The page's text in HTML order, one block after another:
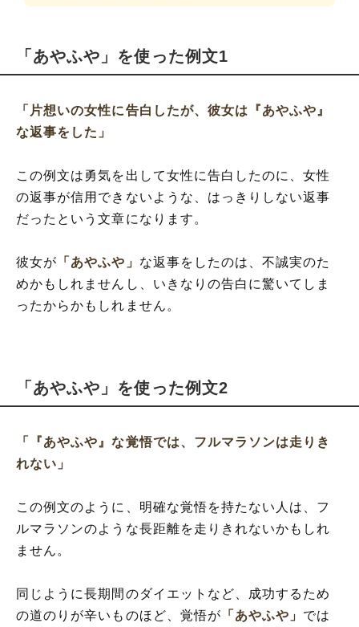
「あやふや」を使った例文1
「片想いの女性に告白したが、彼女は『あやふや』
な返事をした」
この例文は勇気を出して女性に告白したのに、女性
の返事が信用できないような、はっきりしない返事
だったという文章になります。
彼女が 「あやふや」 な返事をしたのは、不誠実のた
めかもしれませんし、いきなりの告白に驚いてしま
ったからかもしれません。
「あやふや」を使った例文2
「『あやふや』な覚悟では、フルマラソンは走りき
れない」
この例文のように、明確な覚悟を持たない人は、フ
ルマラソンのような長距離を走りきれないかもしれ
ません。
同じように長期間のダイエットなど、成功するため
の道のりが辛いものほど、覚悟が 「あやふや」 では